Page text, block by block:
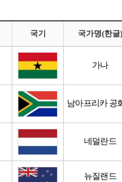
국기 국가명(한글)
가나
남아프리카 공
네덜란드
뉴질랜드